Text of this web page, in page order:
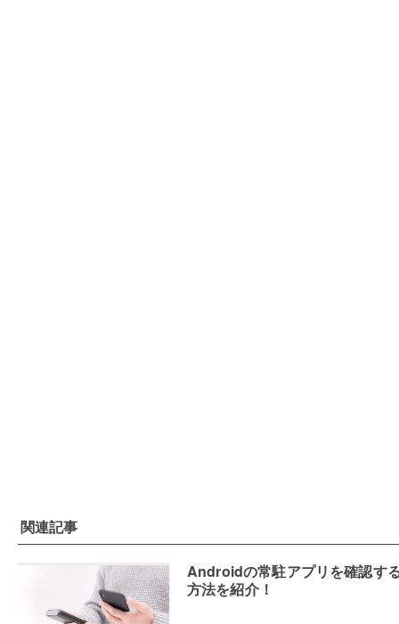
関連記事
Androidの常駐アプリを確認す
方法を紹介！